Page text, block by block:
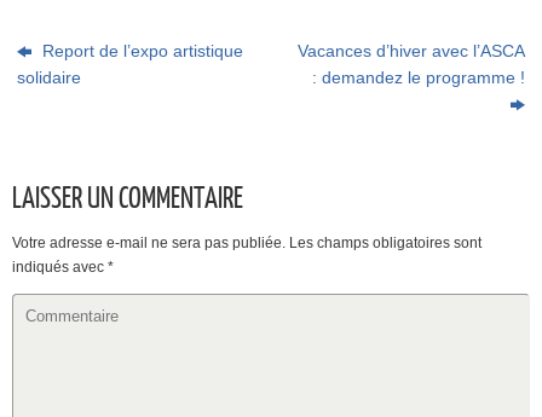
Report de l’expo artistique
solidaire
Vacances d’hiver avec l’ASCA
: demandez le programme !
LAISSER UN COMMENTAIRE
Votre adresse e-mail ne sera pas publiée. Les champs obligatoires sont
indiqués avec *